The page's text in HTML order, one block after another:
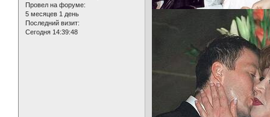
Провел на форуме:
5 месяцев 1 день
Последний визит:
Сегодня 14:39:48